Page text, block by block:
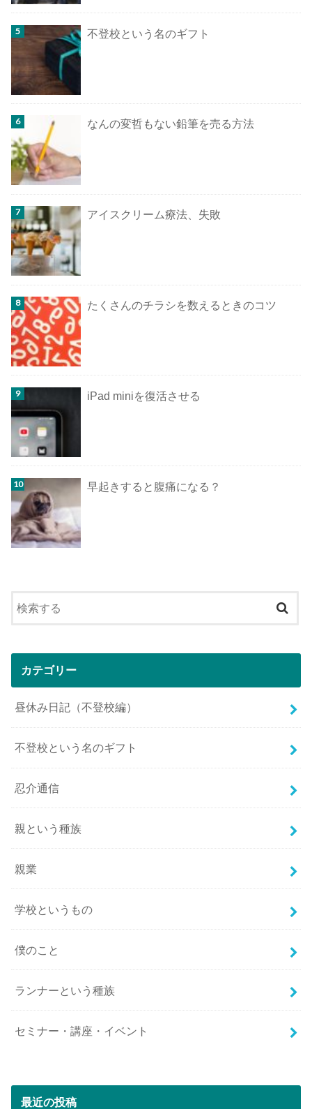
不登校という名のギフト
なんの変哲もない鉛筆を売る方法
アイスクリーム療法、失敗
たくさんのチラシを数えるときのコツ
iPad miniを復活させる
早起きすると腹痛になる？
カテゴリー
昼休み日記（不登校編）
不登校という名のギフト
忍介通信
親という種族
親業
学校というもの
僕のこと
ランナーという種族
セミナー・講座・イベント
最近の投稿